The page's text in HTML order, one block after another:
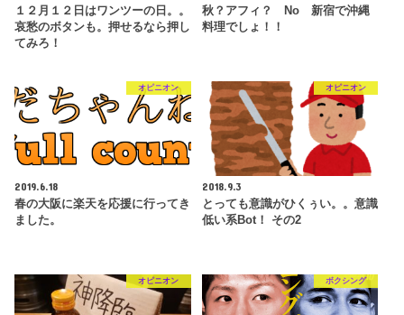
１２月１２日はワンツーの日。。
哀愁のボタンも。押せるなら押し
てみろ！
秋？アフィ？ No 新宿で沖縄
料理でしょ！！
オピニオン
2019.6.18
春の大阪に楽天を応援に行ってき
ました。
オピニオン
2018.9.3
とっても意識がひくぅい。。意識
低い系Bot！ その2
オピニオン ボクシング